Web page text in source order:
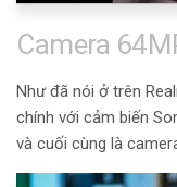
Camera
Như đã nói ở trên
chính với cảm biến
và cuối cùng là